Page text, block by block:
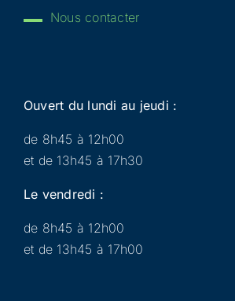
Nous contacter
Ouvert du lundi au jeudi :
de 8h45 à 12h00
et de 13h45 à 17h30
Le vendredi :
de 8h45 à 12h00
et de 13h45 à 17h00